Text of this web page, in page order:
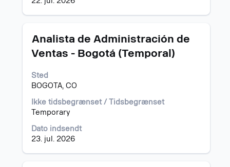
af
joboplysningerne.
Stilling
Analista de Administración de
Ventas - Bogotá (Temporal)
Sted
BOGOTA, CO
Ikke tidsbegrænset / Tidsbegrænset
Temporary
Dato indsendt
23. jul. 2026
Vælg
mellemrumstasten
at
se
det
fulde
indhold
af
joboplysningerne.